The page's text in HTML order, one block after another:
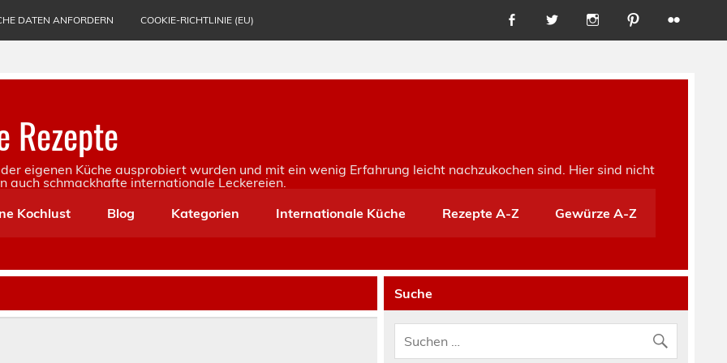
DATEN ANFORDERN COOKIE-RICHTLINIE (EU)
Rezepte
eigenen Küche ausprobiert wurden und mit ein wenig Erfahrung leicht nachzukochen sind. Hier sind nicht
auch schmackhafte internationale Leckereien.
Kochlust
Blog Kategorien Internationale Küche Rezepte A-Z Gewürze A-Z
Suche